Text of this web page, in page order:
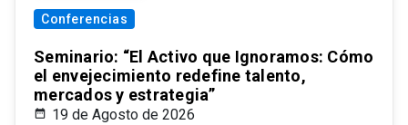
Conferencias
Seminario: “El Activo que Ignoramos: Cómo
el envejecimiento redefine talento,
mercados y estrategia”
19 de Agosto de 2026